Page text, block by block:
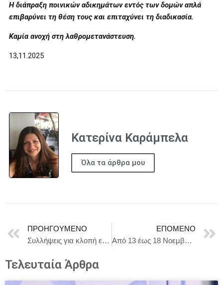
Η διάπραξη ποινικών αδικημάτων εντός των δομών απλά
επιβαρύνει τη θέση τους και επιταχύνει τη διαδικασία.
Καμία ανοχή στη λαθρομετανάστευση.
13,11.2025
Κατερίνα Καράμπελα
Όλα τα άρθρα μου
ΠΡΟΗΓΟΎΜΕΝΟ
Συλλήψεις για κλοπή ελαιόπανων στα Φιλιατρά
ΕΠΌΜΕΝΟ
Από 13 έως 18 Νοεμβρίου οι αιτήσεις κατ’ εξαίρεση μετεγγραφών/μετακινήσεων για τους ενδιαφερόμενους φοιτητές
Τελευταία Άρθρα